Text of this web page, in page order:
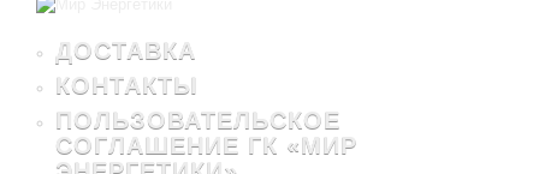
ДОСТАВКА
КОНТАКТЫ
ПОЛЬЗОВАТЕЛЬСКОЕ
СОГЛАШЕНИЕ ГК «МИР